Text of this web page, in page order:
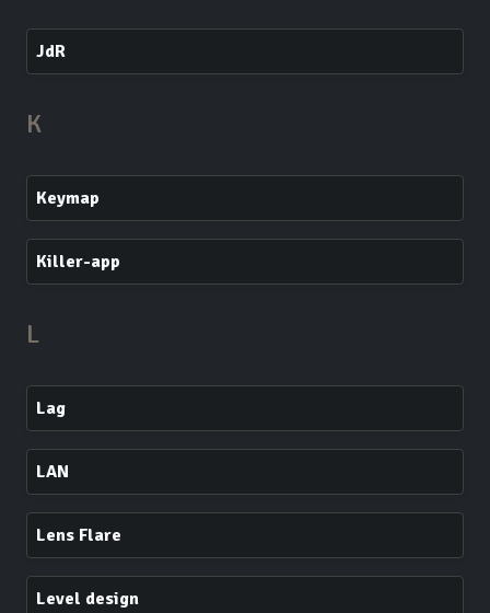
JdR
K
Keymap
Killer-app
L
Lag
LAN
Lens Flare
Level design